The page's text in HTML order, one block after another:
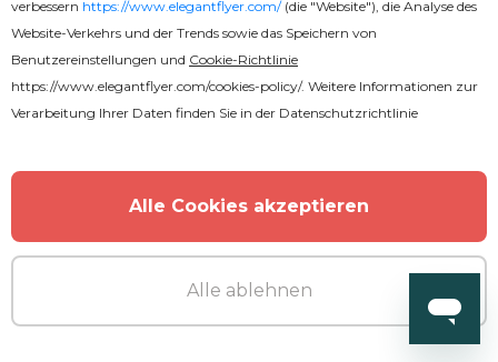
Kostenlos
Anwalt Lebenslauf und
verbessern https://www.elegantflyer.com/(die "Website"), die Analyse des
Website-Verkehrs und der Trends sowie das Speichern von
Benutzereinstellungen und Cookie-Richtlinie
https://www.elegantflyer.com/cookies-policy/. Weitere Informationen zur
Verarbeitung Ihrer Daten finden Sie in der Datenschutzrichtlinie
Alle Cookies akzeptieren
Alle ablehnen